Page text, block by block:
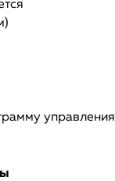
управления